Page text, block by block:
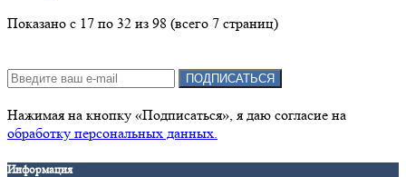
Показано с 17 по 32 из 98 (всего 7 страниц)
ПОДПИСАТЬСЯ
Нажимая на кнопку «Подписаться», я даю cогласие на
обработку персональных данных.
Информация